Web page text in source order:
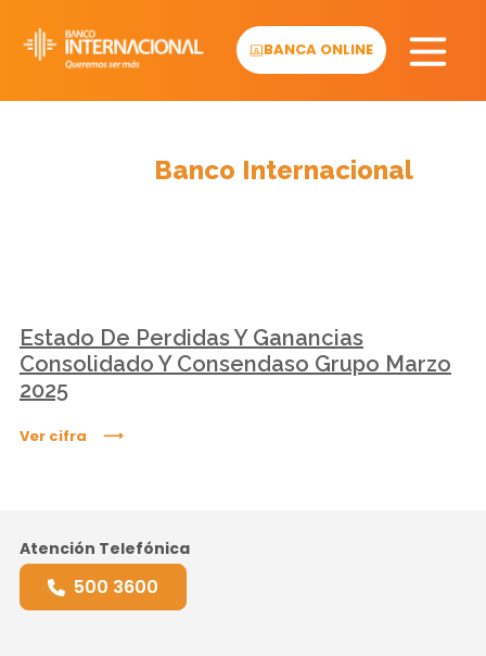
content
BANCA ONLINE
Banco Internacional
Estado De Perdidas Y Ganancias
Consolidado Y Consendaso Grupo Marzo
2025
Ver cifra
Atención Telefónica
500 3600